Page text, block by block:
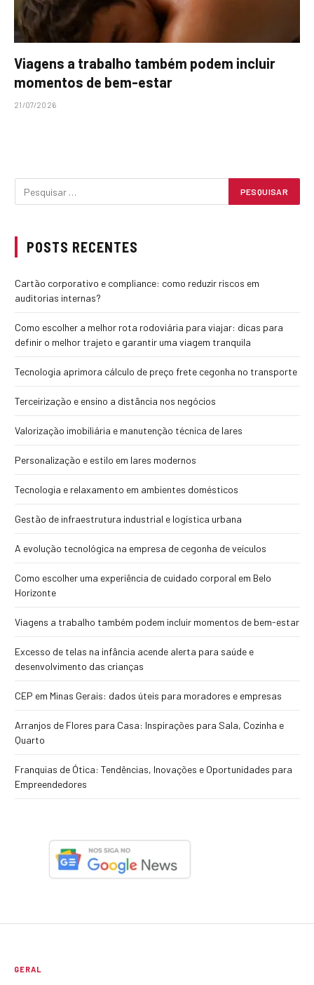
Viagens a trabalho também podem incluir
momentos de bem-estar
21/07/2026
POSTS RECENTES
Cartão corporativo e compliance: como reduzir riscos em
auditorias internas?
Como escolher a melhor rota rodoviária para viajar: dicas para
definir o melhor trajeto e garantir uma viagem tranquila
Tecnologia aprimora cálculo de preço frete cegonha no transporte
Terceirização e ensino a distância nos negócios
Valorização imobiliária e manutenção técnica de lares
Personalização e estilo em lares modernos
Tecnologia e relaxamento em ambientes domésticos
Gestão de infraestrutura industrial e logística urbana
A evolução tecnológica na empresa de cegonha de veículos
Como escolher uma experiência de cuidado corporal em Belo
Horizonte
Viagens a trabalho também podem incluir momentos de bem-estar
Excesso de telas na infância acende alerta para saúde e
desenvolvimento das crianças
CEP em Minas Gerais: dados úteis para moradores e empresas
Arranjos de Flores para Casa: Inspirações para Sala, Cozinha e
Quarto
Franquias de Ótica: Tendências, Inovações e Oportunidades para
Empreendedores
GERAL